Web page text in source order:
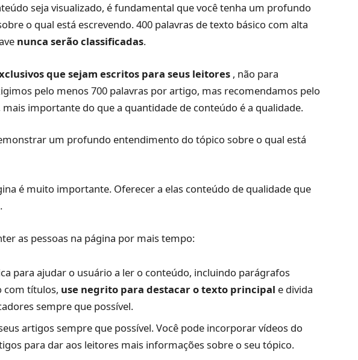
seja visualizado, é fundamental que você tenha um profundo
o qual está escrevendo. 400 palavras de texto básico com alta
nunca serão classificadas.
que sejam escritos para seus leitores , não para
pelo menos 700 palavras por artigo, mas recomendamos pelo
importante do que a quantidade de conteúdo é a qualidade.
um profundo entendimento do tópico sobre o qual está
é muito importante. Oferecer a elas conteúdo de qualidade que
as pessoas na página por mais tempo:
para ajudar o usuário a ler o conteúdo, incluindo parágrafos
com títulos, use negrito para destacar o texto principal e divida
sempre que possível.
artigos sempre que possível. Você pode incorporar vídeos do
para dar aos leitores mais informações sobre o seu tópico.